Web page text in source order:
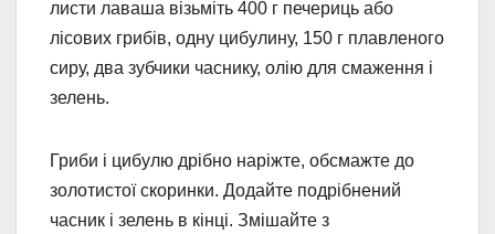
листи лаваша візьміть 400 г печериць або
лісових грибів, одну цибулину, 150 г плавленого
сиру, два зубчики часнику, олію для смаження і
зелень.
Гриби і цибулю дрібно наріжте, обсмажте до
золотистої скоринки. Додайте подрібнений
часник і зелень в кінці. Змішайте з